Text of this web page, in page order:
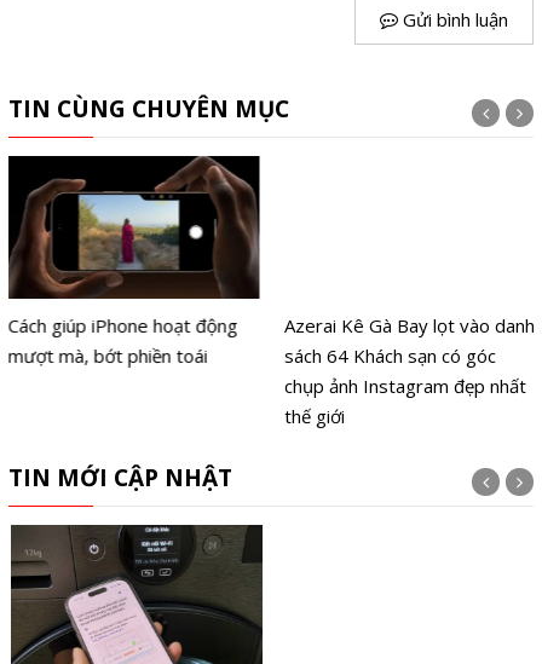
Gửi bình luận
TIN CÙNG CHUYÊN MỤC
Cách giúp iPhone hoạt động
mượt mà, bớt phiền toái
Azerai Kê Gà Bay lọt vào danh
sách 64 Khách sạn có góc
chụp ảnh Instagram đẹp nhất
thế giới
TIN MỚI CẬP NHẬT